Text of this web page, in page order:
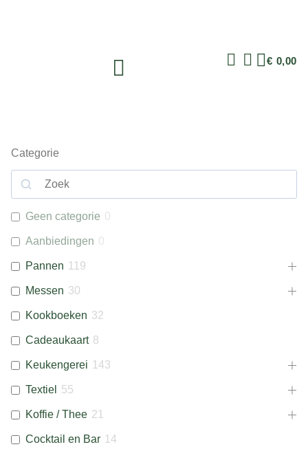
€ 0,00
Categorie
Geen categorie 0
Aanbiedingen 0
Pannen 119
Messen 30
Kookboeken 32
Cadeaukaart 8
Keukengerei 143
Textiel 55
Koffie / Thee 21
Cocktail en Bar 14